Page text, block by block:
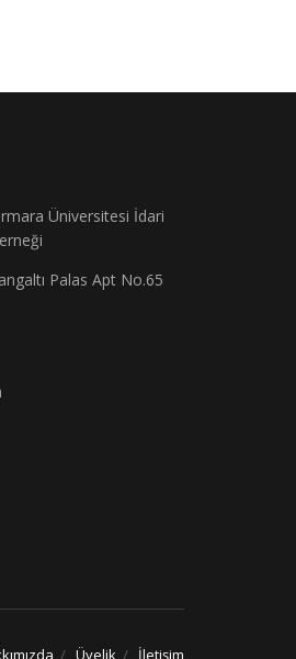
Üniversitesi İdari
Palas Apt No.65
Üyelik İletişim